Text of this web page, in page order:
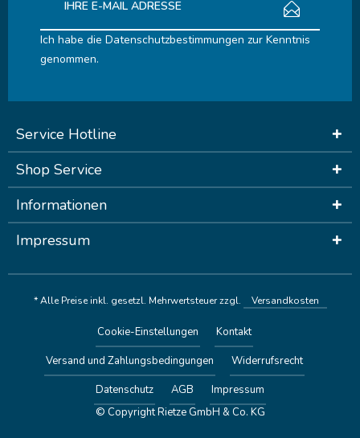
Ich habe die Datenschutzbestimmungen zur Kenntnis
genommen.
Service Hotline
Shop Service
Informationen
Impressum
* Alle Preise inkl. gesetzl. Mehrwertsteuer zzgl. Versandkosten
Cookie-Einstellungen
Kontakt
Versand und Zahlungsbedingungen
Widerrufsrecht
Datenschutz
AGB
Impressum
© Copyright Rietze GmbH & Co. KG